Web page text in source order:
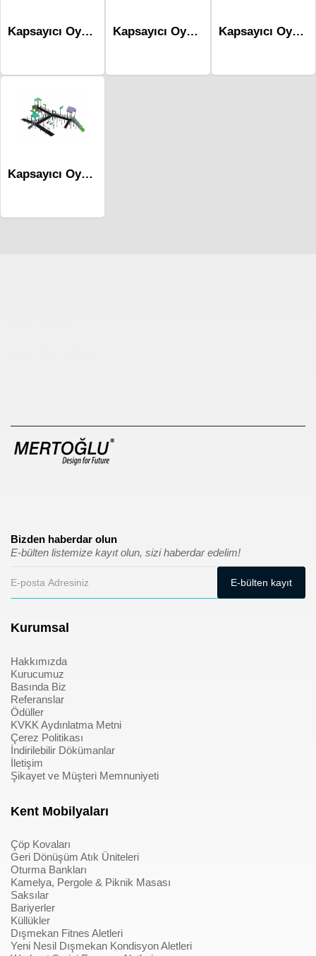
Kapsayıcı Oyun Serisi Mes-1002 Kapsayıcı Oyun Serisi Mes-1001 Kapsayıcı Oyun Serisi Mes-1003
Kapsayıcı Oyun Serisi Mes-1004
Bizden haberdar olun
E-bülten listemize kayıt olun, sizi haberdar edelim!
Kurumsal
Hakkımızda
Kurucumuz
Basında Biz
Referanslar
Ödüller
KVKK Aydınlatma Metni
Çerez Politikası
İndirilebilir Dökümanlar
İletişim
Şikayet ve Müşteri Memnuniyeti
Kent Mobilyaları
Çöp Kovaları
Geri Dönüşüm Atık Üniteleri
Oturma Bankları
Kamelya, Pergole & Piknik Masası
Saksılar
Bariyerler
Küllükler
Dışmekan Fitnes Aletleri
Yeni Nesil Dışmekan Kondisyon Aletleri